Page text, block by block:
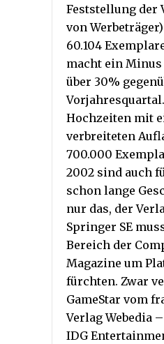
Feststellung der
von
60.104
macht ein
über 30%
Hochzeiten mit
verbreiteten
700.000
2002 sind auch
schon lange
nur das, der
Springer SE
Bereich der
Magazine um
fürchten. Zwar
GameStar vom
Verlag Webedia
IDG